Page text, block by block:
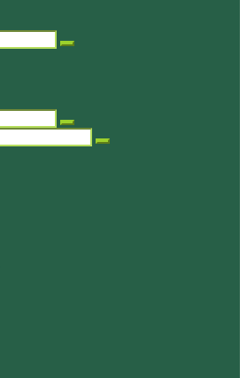
Suchen …
Suchen …
Suchen …